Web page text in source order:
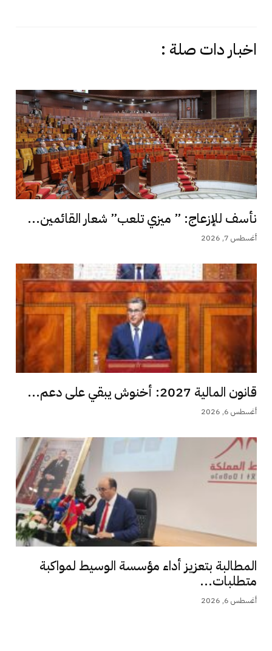
اخبار دات صلة :
نأسف للإزعاج: ” ميزي تلعب” شعار القائمين...
أغسطس 7, 2026
قانون المالية 2027: أخنوش يبقي على دعم...
أغسطس 6, 2026
المطالبة بتعزيز أداء مؤسسة الوسيط لمواكبة
متطلبات...
أغسطس 6, 2026